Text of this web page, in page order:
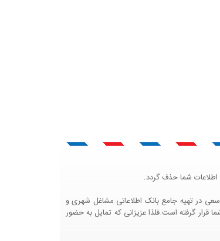
اطلاعات شما حذف گردد.
جهت رشد فرهنگ بازاریابی و کمک به جامعه بازاریابی و اقتصاد کشور عزیزمان این وب سایت را راه اندازی نموده و با تلاش و کوشش 4 ساله سعی در تهیه جامع بانک اطلاعاتی مشاغل شهری و
گرفته است.فلذا عزیزانی که تمایل به حضور